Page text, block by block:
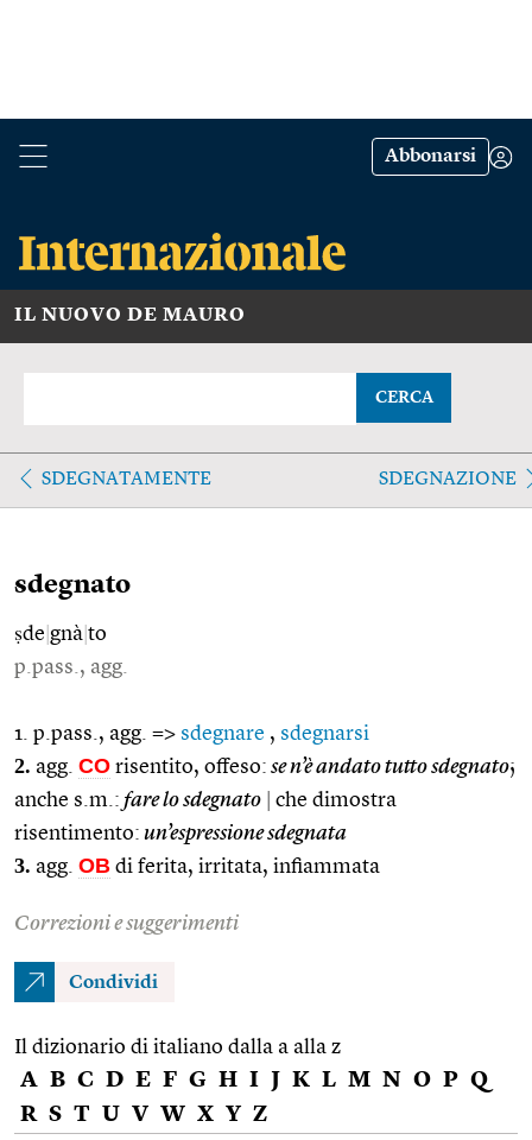
Abbonarsi
IL NUOVO DE MAURO
CERCA
SDEGNATAMENTE SDEGNAZIONE
sdegnato
ṣde gnà to
p.pass., agg.
1. p.pass., agg. => sdegnare , sdegnarsi
2. agg. CO risentito, offeso: se n’è andato tutto sdegnato;
anche s.m.: fare lo sdegnato
che dimostra
risentimento: un’espressione sdegnata
3. agg. OB di ferita, irritata, infiammata
Correzioni e suggerimenti
Condividi
Il dizionario di italiano dalla a alla z
A B C D E F G H I J K L M N O P Q
R S T U V W X Y Z